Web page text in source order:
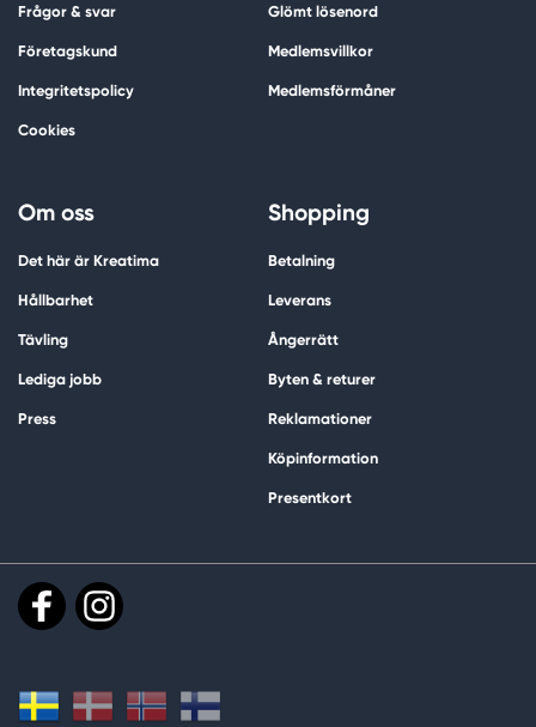
Frågor & svar
Företagskund
Integritetspolicy
Cookies
Glömt lösenord
Medlemsvillkor
Medlemsförmåner
Om oss
Det här är Kreatima
Hållbarhet
Tävling
Lediga jobb
Press
Shopping
Betalning
Leverans
Ångerrätt
Byten & returer
Reklamationer
Köpinformation
Presentkort